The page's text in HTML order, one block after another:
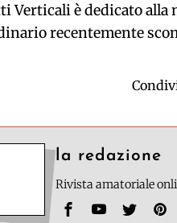
Verticali è dedicato alla
recentemente
la redazione
Rivista amatoriale